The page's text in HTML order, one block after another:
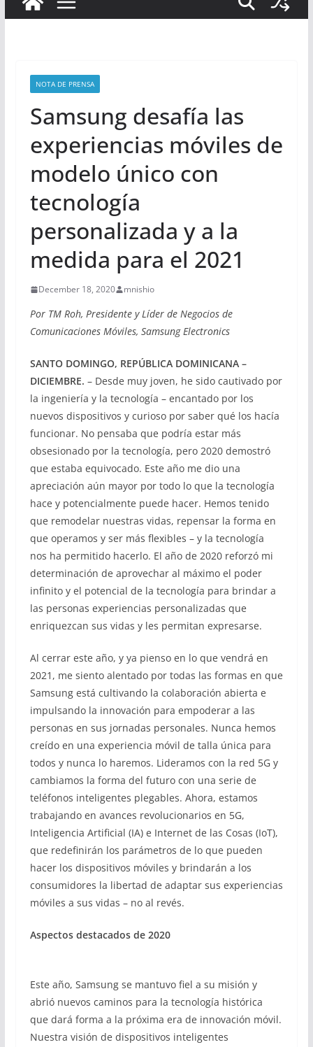
NOTA DE PRENSA
Samsung desafía las
experiencias móviles de
modelo único con
tecnología
personalizada y a la
medida para el 2021
December 18, 2020 mnishio
Por TM Roh, Presidente y Líder de Negocios de
Comunicaciones Móviles, Samsung Electronics
SANTO DOMINGO, REPÚBLICA DOMINICANA –
DICIEMBRE. – Desde muy joven, he sido cautivado por
la ingeniería y la tecnología – encantado por los
nuevos dispositivos y curioso por saber qué los hacía
funcionar. No pensaba que podría estar más
obsesionado por la tecnología, pero 2020 demostró
que estaba equivocado. Este año me dio una
apreciación aún mayor por todo lo que la tecnología
hace y potencialmente puede hacer. Hemos tenido
que remodelar nuestras vidas, repensar la forma en
que operamos y ser más flexibles – y la tecnología
nos ha permitido hacerlo. El año de 2020 reforzó mi
determinación de aprovechar al máximo el poder
infinito y el potencial de la tecnología para brindar a
las personas experiencias personalizadas que
enriquezcan sus vidas y les permitan expresarse.
Al cerrar este año, y ya pienso en lo que vendrá en
2021, me siento alentado por todas las formas en que
Samsung está cultivando la colaboración abierta e
impulsando la innovación para empoderar a las
personas en sus jornadas personales. Nunca hemos
creído en una experiencia móvil de talla única para
todos y nunca lo haremos. Lideramos con la red 5G y
cambiamos la forma del futuro con una serie de
teléfonos inteligentes plegables. Ahora, estamos
trabajando en avances revolucionarios en 5G,
Inteligencia Artificial (IA) e Internet de las Cosas (IoT),
que redefinirán los parámetros de lo que pueden
hacer los dispositivos móviles y brindarán a los
consumidores la libertad de adaptar sus experiencias
móviles a sus vidas – no al revés.
Aspectos destacados de 2020
Este año, Samsung se mantuvo fiel a su misión y
abrió nuevos caminos para la tecnología histórica
que dará forma a la próxima era de innovación móvil.
Nuestra visión de dispositivos inteligentes